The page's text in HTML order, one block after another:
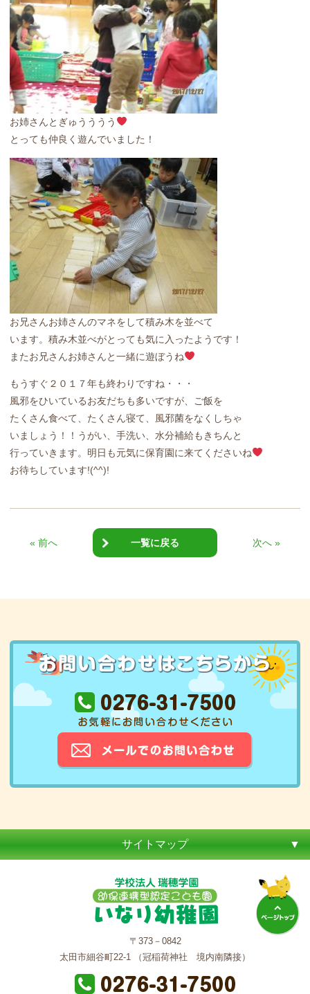
お姉さんとぎゅうううう
とっても仲良く遊んでいました！
お兄さんお姉さんのマネをして積み木を並べて
います。積み木並べがとっても気に入ったようです！
またお兄さんお姉さんと一緒に遊ぼうね
もうすぐ２０１７年も終わりですね・・・
風邪をひいているお友だちも多いですが、ご飯を
たくさん食べて、たくさん寝て、風邪菌をなくしちゃ
いましょう！！うがい、手洗い、水分補給もきちんと
行っていきます。明日も元気に保育園に来てくださいね
お待ちしています!(^^)!
« 前へ 一覧に戻る 次へ »
サイトマップ
〒373－0842
太田市細谷町22-1 （冠稲荷神社 境内南隣接）